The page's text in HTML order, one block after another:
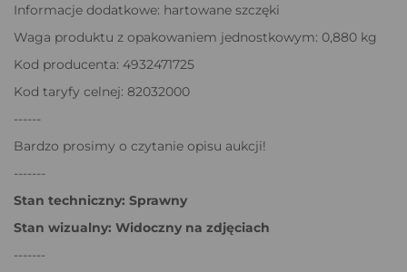
Informacje dodatkowe: hartowane szczęki
Waga produktu z opakowaniem jednostkowym: 0,880 kg
Kod producenta: 4932471725
Kod taryfy celnej: 82032000
------
Bardzo prosimy o czytanie opisu aukcji!
-------
Stan techniczny: Sprawny
Stan wizualny: Widoczny na zdjęciach
-------